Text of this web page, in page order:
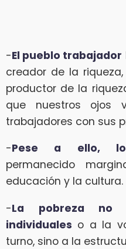
-El pueblo trabajador
creador de la
productor de la
que nuestros ojos
trabajadores con sus
-Pese a ello,
permanecido
educación y la cultura.
-La pobreza no
individuales o a la
turno, sino a la